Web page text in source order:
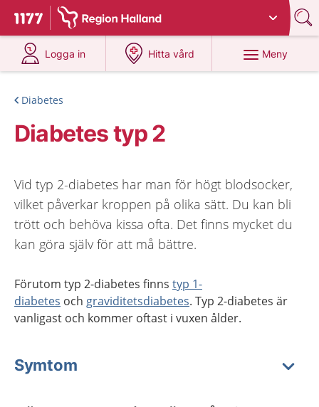
Till startsidan för 1177
Du har valt region Halland
Logga in
på 1177.se
Hitta vård
på 1177.se
Meny
Diabetes
Diabetes typ 2
Vid typ 2-diabetes har man för högt blodsocker,
vilket påverkar kroppen på olika sätt. Du kan bli
trött och behöva kissa ofta. Det finns mycket du
kan göra själv för att må bättre.
Förutom typ 2-diabetes finns typ 1-
diabetes och graviditetsdiabetes. Typ 2-diabetes är
vanligast och kommer oftast i vuxen ålder.
Symtom